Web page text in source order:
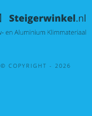
© COPYRIGHT - 2026